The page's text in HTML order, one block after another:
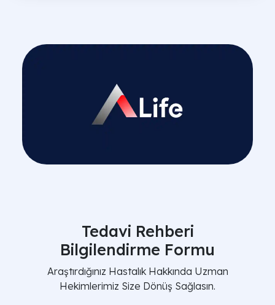
Tedavi Rehberi
Bilgilendirme Formu
Araştırdığınız Hastalık Hakkında Uzman
Hekimlerimiz Size Dönüş Sağlasın.